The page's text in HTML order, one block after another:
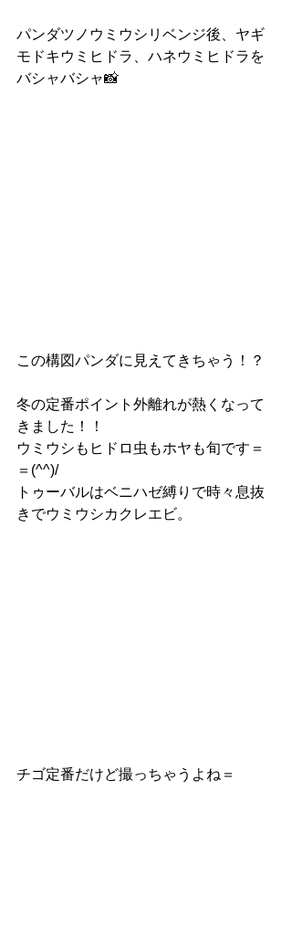
パンダツノウミウシリベンジ後、ヤギ
モドキウミヒドラ、ハネウミヒドラを
バシャバシャ📸
この構図パンダに見えてきちゃう！？
冬の定番ポイント外離れが熱くなって
きました！！
ウミウシもヒドロ虫もホヤも旬です＝
＝(^^)/
トゥーバルはベニハゼ縛りで時々息抜
きでウミウシカクレエビ。
チゴ定番だけど撮っちゃうよね＝